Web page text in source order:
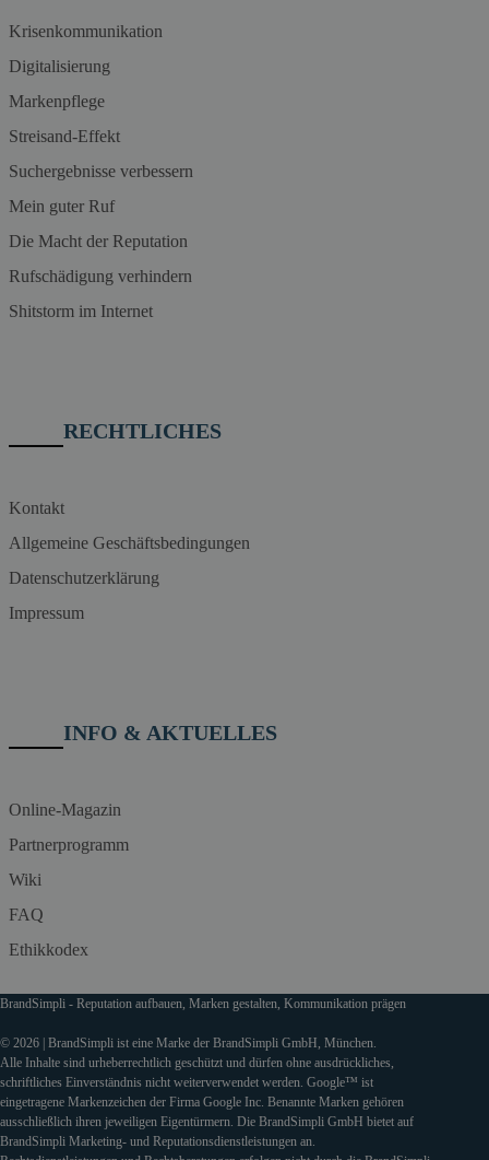
Krisenkommunikation
Digitalisierung
Markenpflege
Streisand-Effekt
Suchergebnisse verbessern
Mein guter Ruf
Die Macht der Reputation
Rufschädigung verhindern
Shitstorm im Internet
RECHTLICHES
Kontakt
Allgemeine Geschäftsbedingungen
Datenschutzerklärung
Impressum
INFO & AKTUELLES
Online-Magazin
Partnerprogramm
Wiki
FAQ
Ethikkodex
BrandSimpli - Reputation aufbauen, Marken gestalten, Kommunikation prägen
© 2026 | BrandSimpli ist eine Marke der BrandSimpli GmbH, München.
Alle Inhalte sind urheberrechtlich geschützt und dürfen ohne ausdrückliches,
schriftliches Einverständnis nicht weiterverwendet werden. Google™ ist
eingetragene Markenzeichen der Firma Google Inc. Benannte Marken gehören
ausschließlich ihren jeweiligen Eigentürmern. Die BrandSimpli GmbH bietet auf
BrandSimpli Marketing- und Reputationsdienstleistungen an.